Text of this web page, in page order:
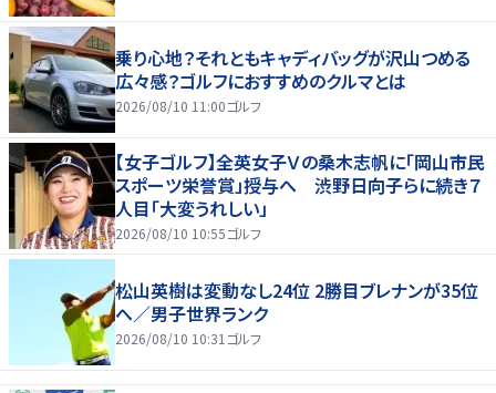
乗り心地？それともキャディバッグが沢山つめる
広々感？ゴルフにおすすめのクルマとは
2026/08/10 11:00ゴルフ
【女子ゴルフ】全英女子Ｖの桑木志帆に「岡山市民
スポーツ栄誉賞」授与へ 渋野日向子らに続き７
人目「大変うれしい」
2026/08/10 10:55ゴルフ
松山英樹は変動なし24位 2勝目ブレナンが35位
へ／男子世界ランク
2026/08/10 10:31 ゴルフ